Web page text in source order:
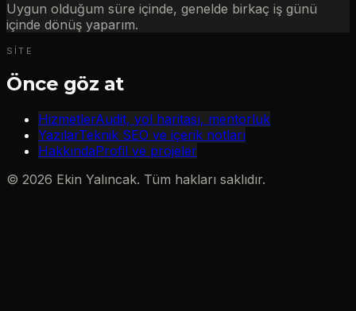
Uygun olduğum süre içinde, genelde birkaç iş günü
içinde dönüş yaparım.
SITE
Önce göz at
HizmetlerAudit, yol haritası, mentorluk
YazılarTeknik SEO ve içerik notları
HakkındaProfil ve projeler
© 2026 Ekin Yalıncak. Tüm hakları saklıdır.